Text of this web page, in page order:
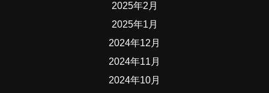
2025年2月
2025年1月
2024年12月
2024年11月
2024年10月